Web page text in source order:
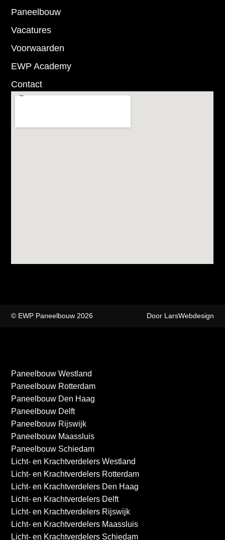
Paneelbouw
Vacatures
Voorwaarden
EWP Academy
Contact
© EWP Paneelbouw 2026 Door LarsWebdesign
Paneelbouw Westland
Paneelbouw Rotterdam
Paneelbouw Den Haag
Paneelbouw Delft
Paneelbouw Rijswijk
Paneelbouw Maassluis
Paneelbouw Schiedam
Licht- en Krachtverdelers Westland
Licht- en Krachtverdelers Rotterdam
Licht- en Krachtverdelers Den Haag
Licht- en Krachtverdelers Delft
Licht- en Krachtverdelers Rijswijk
Licht- en Krachtverdelers Maassluis
Licht- en Krachtverdelers Schiedam